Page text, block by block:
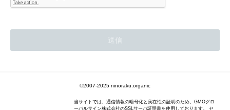
©2007-2025 ninoraku.organic
当サイトでは、通信情報の暗号化と実在性の証明のため、GMOグロ
ーバルサイン株式会社のSSLサーバ証明書を使用しております。 セ